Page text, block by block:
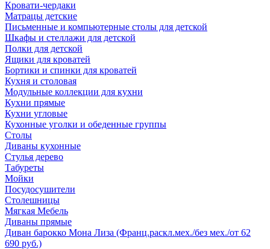
Кровати-чердаки
Матрацы детские
Письменные и компьютерные столы для детской
Шкафы и стеллажи для детской
Полки для детской
Ящики для кроватей
Бортики и спинки для кроватей
Кухня и столовая
Модульные коллекции для кухни
Кухни прямые
Кухни угловые
Кухонные уголки и обеденные группы
Столы
Диваны кухонные
Стулья дерево
Табуреты
Мойки
Посудосушители
Столешницы
Мягкая Мебель
Диваны прямые
Диван барокко Мона Лиза (Франц.раскл.мех./без мех./от 62
690 руб.)